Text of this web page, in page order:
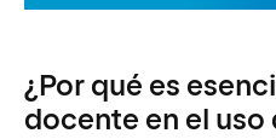
¿Por qué es
docente en el uso